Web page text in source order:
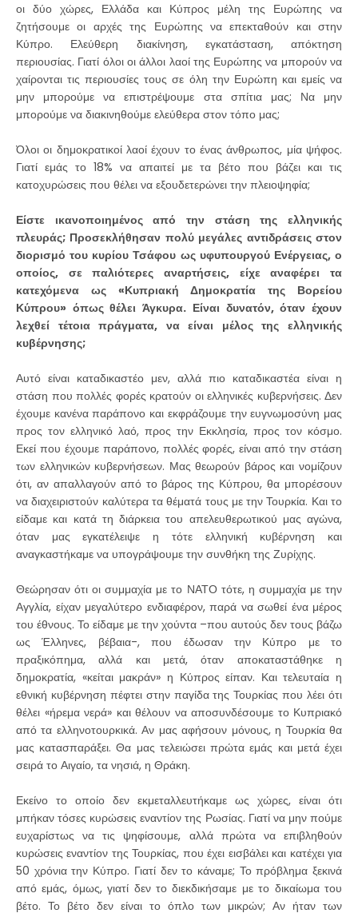
οι δύο χώρες, Ελλάδα και Κύπρος μέλη της Ευρώπης να
ζητήσουμε οι αρχές της Ευρώπης να επεκταθούν και στην
Κύπρο. Ελεύθερη διακίνηση, εγκατάσταση, απόκτηση
περιουσίας. Γιατί όλοι οι άλλοι λαοί της Ευρώπης να μπορούν να
χαίρονται τις περιουσίες τους σε όλη την Ευρώπη και εμείς να
μην μπορούμε να επιστρέψουμε στα σπίτια μας; Να μην
μπορούμε να διακινηθούμε ελεύθερα στον τόπο μας;
Όλοι οι δημοκρατικοί λαοί έχουν το ένας άνθρωπος, μία ψήφος.
Γιατί εμάς το 18% να απαιτεί με τα βέτο που βάζει και τις
κατοχυρώσεις που θέλει να εξουδετερώνει την πλειοψηφία;
Είστε ικανοποιημένος από την στάση της ελληνικής
πλευράς; Προσεκλήθησαν πολύ μεγάλες αντιδράσεις στον
διορισμό του κυρίου Τσάφου ως υφυπουργού Ενέργειας, ο
οποίος, σε παλιότερες αναρτήσεις, είχε αναφέρει τα
κατεχόμενα ως «Κυπριακή Δημοκρατία της Βορείου
Κύπρου» όπως θέλει Άγκυρα. Είναι δυνατόν, όταν έχουν
λεχθεί τέτοια πράγματα, να είναι μέλος της ελληνικής
κυβέρνησης;
Αυτό είναι καταδικαστέο μεν, αλλά πιο καταδικαστέα είναι η
στάση που πολλές φορές κρατούν οι ελληνικές κυβερνήσεις. Δεν
έχουμε κανένα παράπονο και εκφράζουμε την ευγνωμοσύνη μας
προς τον ελληνικό λαό, προς την Εκκλησία, προς τον κόσμο.
Εκεί που έχουμε παράπονο, πολλές φορές, είναι από την στάση
των ελληνικών κυβερνήσεων. Μας θεωρούν βάρος και νομίζουν
ότι, αν απαλλαγούν από το βάρος της Κύπρου, θα μπορέσουν
να διαχειριστούν καλύτερα τα θέματά τους με την Τουρκία. Και το
είδαμε και κατά τη διάρκεια του απελευθερωτικού μας αγώνα,
όταν μας εγκατέλειψε η τότε ελληνική κυβέρνηση και
αναγκαστήκαμε να υπογράψουμε την συνθήκη της Ζυρίχης.
Θεώρησαν ότι οι συμμαχία με το ΝΑΤΟ τότε, η συμμαχία με την
Αγγλία, είχαν μεγαλύτερο ενδιαφέρον, παρά να σωθεί ένα μέρος
του έθνους. Το είδαμε με την χούντα –που αυτούς δεν τους βάζω
ως Έλληνες, βέβαια-, που έδωσαν την Κύπρο με το
πραξικόπημα, αλλά και μετά, όταν αποκαταστάθηκε η
δημοκρατία, «κείται μακράν» η Κύπρος είπαν. Και τελευταία η
εθνική κυβέρνηση πέφτει στην παγίδα της Τουρκίας που λέει ότι
θέλει «ήρεμα νερά» και θέλουν να αποσυνδέσουμε το Κυπριακό
από τα ελληνοτουρκικά. Αν μας αφήσουν μόνους, η Τουρκία θα
μας κατασπαράξει. Θα μας τελειώσει πρώτα εμάς και μετά έχει
σειρά το Αιγαίο, τα νησιά, η Θράκη.
Εκείνο το οποίο δεν εκμεταλλευτήκαμε ως χώρες, είναι ότι
μπήκαν τόσες κυρώσεις εναντίον της Ρωσίας. Γιατί να μην πούμε
ευχαρίστως να τις ψηφίσουμε, αλλά πρώτα να επιβληθούν
κυρώσεις εναντίον της Τουρκίας, που έχει εισβάλει και κατέχει για
50 χρόνια την Κύπρο. Γιατί δεν το κάναμε; Το πρόβλημα ξεκινά
από εμάς, όμως, γιατί δεν το διεκδικήσαμε με το δικαίωμα του
βέτο. Το βέτο δεν είναι το όπλο των μικρών; Αν ήταν των